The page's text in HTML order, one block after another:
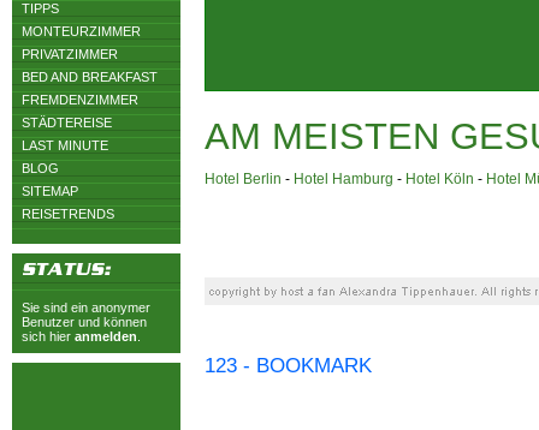
TIPPS
MONTEURZIMMER
PRIVATZIMMER
BED AND BREAKFAST
FREMDENZIMMER
STÄDTEREISE
LAST MINUTE
BLOG
SITEMAP
REISETRENDS
Sie sind ein anonymer
Benutzer und können
sich hier anmelden
AM MEISTEN
Hotel Berlin - Hotel Hamburg - Hotel Köln - Hotel
123 - BOOKMARK